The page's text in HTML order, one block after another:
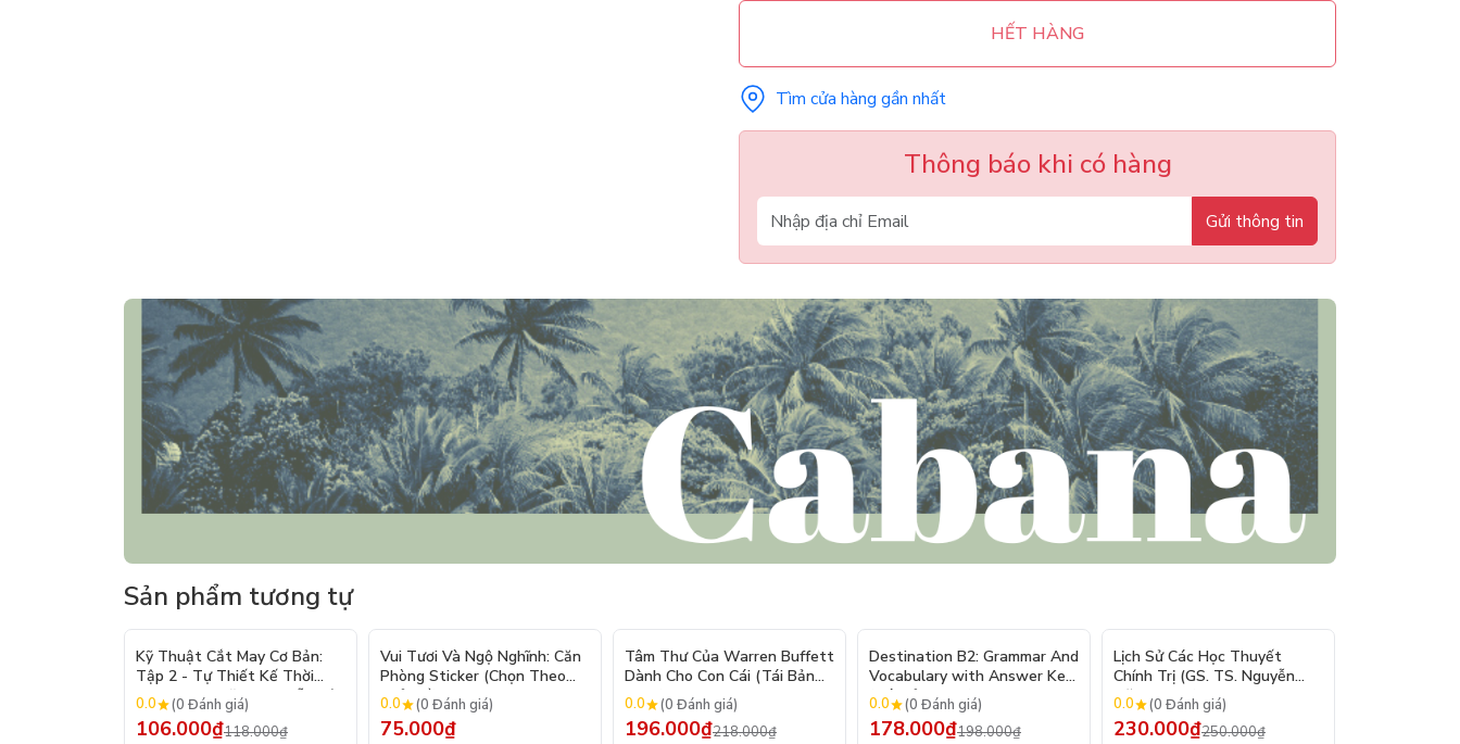
HẾT HÀNG
Tìm cửa hàng gần nhất
Thông báo khi có hàng
Gửi thông tin
Sản phẩm tương tự
- 10%
Kỹ Thuật Cắt May Cơ Bản:
Tập 2 - Tự Thiết Kế Thời
Trang Nam Nữ - Tạo Mẫu Rập
- Kỹ Thuật Nhảy Size
0.0 (0 Đánh giá)
106.000₫118.000₫
Vui Tươi Và Ngộ Nghĩnh: Căn
Phòng Sticker (Chọn Theo
Chủ Đề) - Hơn 250 Sticker
0.0 (0 Đánh giá)
75.000₫
- 10%
Tâm Thư Của Warren Buffett
Dành Cho Con Cái (Tái Bản
2026)
0.0 (0 Đánh giá)
196.000₫218.000₫
- 10%
Destination B2: Grammar And
Vocabulary with Answer Key
(Tái Bản 2025)
0.0 (0 Đánh giá)
178.000₫198.000₫
Lịch Sử Các Học Thuyết
Chính Trị (GS. TS. Nguyễn
Đăng Dung)
0.0 (0 Đánh giá)
230.000₫250.000₫